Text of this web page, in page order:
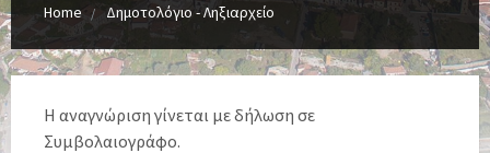
Home Δημοτολόγιο - Ληξιαρχείο
Η αναγνώριση γίνεται με δήλωση σε
Συμβολαιογράφο.